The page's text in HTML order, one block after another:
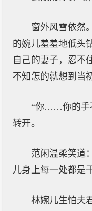
窗外风雪依然
的婉儿羞羞地低头
自己的妻子，忍不
不知怎的就想到当
“你……你的手
转开。
范闲温柔笑道
儿身上每一处都是
林婉儿生怕夫